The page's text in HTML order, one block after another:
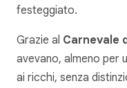
festeggiato.
Grazie al Carnevale
avevano, almeno per
ai ricchi, senza